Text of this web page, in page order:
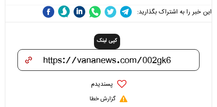
این خبر را به اشتراک بگذارید:
کپی لینک
پسندیدم
گزارش خطا